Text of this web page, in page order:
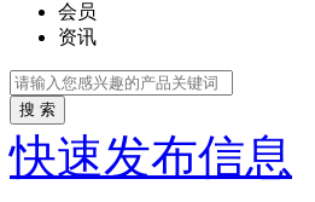
会员
资讯
搜 索
快速发布信息